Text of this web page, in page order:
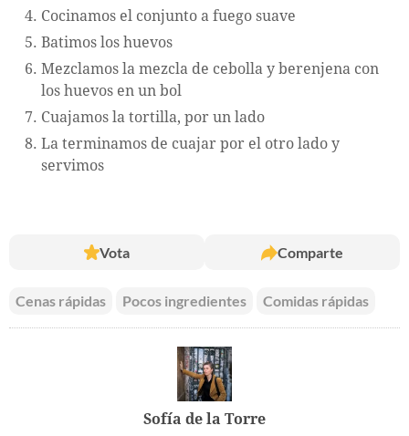
Cocinamos el conjunto a fuego suave
Batimos los huevos
Mezclamos la mezcla de cebolla y berenjena con
los huevos en un bol
Cuajamos la tortilla, por un lado
La terminamos de cuajar por el otro lado y
servimos
Vota Comparte
Cenas rápidas Pocos ingredientes Comidas rápidas
Sofía de la Torre